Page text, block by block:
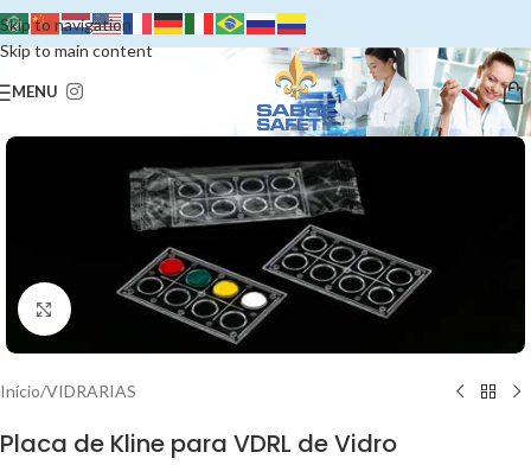
Skip to navigation
Skip to main content
MENU
Clique para ampliar
Início/VIDRARIAS
Placa de Kline para VDRL de Vidro